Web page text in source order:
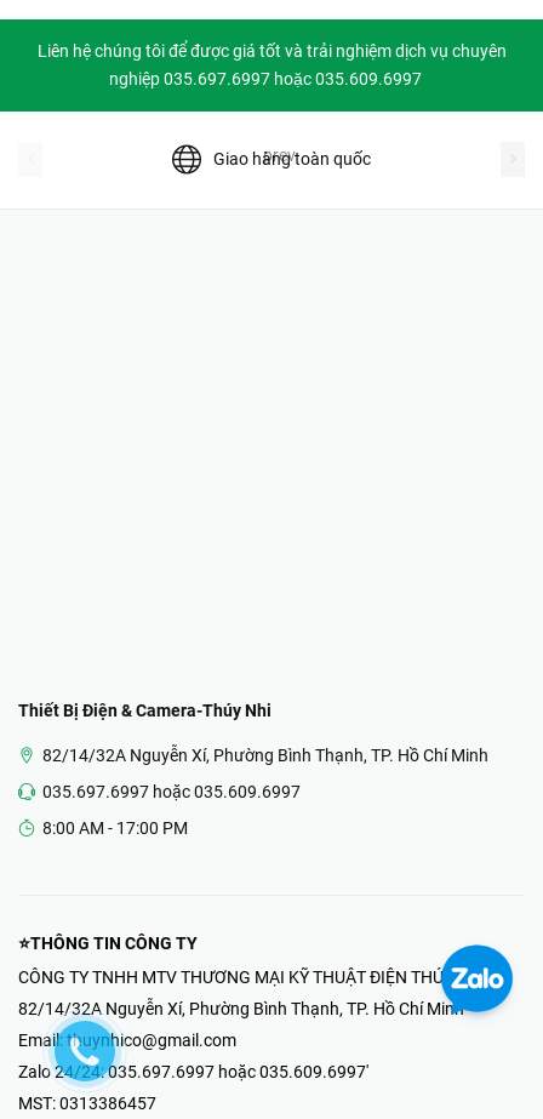
Liên hệ chúng tôi để được giá tốt và trải nghiệm dịch vụ chuyên
nghiệp 035.697.6997 hoặc 035.609.6997
Giao hàng toàn quốc
prev
Thiết Bị Điện & Camera-Thúy Nhi
82/14/32A Nguyễn Xí, Phường Bình Thạnh, TP. Hồ Chí Minh
035.697.6997 hoặc 035.609.6997
8:00 AM - 17:00 PM
⭐THÔNG TIN CÔNG TY
CÔNG TY TNHH MTV THƯƠNG MẠI KỸ THUẬT ĐIỆN THÚY NHI
82/14/32A Nguyễn Xí, Phường Bình Thạnh, TP. Hồ Chí Minh
Email: thuynhico@gmail.com
Zalo 24/24:035.697.6997 hoặc 035.609.6997'
MST:0313386457